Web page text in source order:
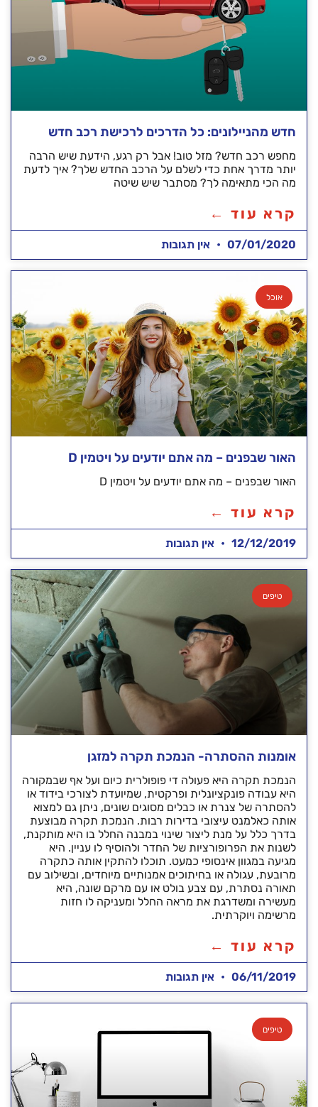
חדש מהניילונים: כל הדרכים לרכישת רכב חדש
מחפש רכב חדש? מזל טוב! אבל רק רגע, הידעת שיש הרבה
יותר מדרך אחת כדי לשלם על הרכב החדש שלך? איך לדעת
מה הכי מתאימה לך? מסתבר שיש שיטה
קרא עוד ←
07/01/2020 אין תגובות
אוכל
האור שבפנים – מה אתם יודעים על ויטמין D
האור שבפנים – מה אתם יודעים על ויטמין D
קרא עוד ←
12/12/2019 אין תגובות
טיפים
אומנות ההסתרה- הנמכת תקרה למזגן
הנמכת תקרה היא פעולה די פופולרית כיום ועל אף שבמקורה
היא עבודה פונקציונלית ופרקטית, שמיועדת לצורכי בידוד או
להסתרה של צנרת או כבלים מסוגים שונים, ניתן גם למצוא
אותה כאלמנט עיצובי בדירות רבות. הנמכת תקרה מבוצעת
בדרך כלל על מנת ליצור שינוי במבנה החלל בו היא מותקנת,
לשנות את הפרופורציות של החדר ולהוסיף לו עניין. היא
מגיעה במגוון אינסופי כמעט. תוכלו להתקין אותה כתקרה
מרובעת, עגולה או בחיתוכים אמנותיים מיוחדים, ובשילוב עם
תאורה נסתרת, עם צבע בולט או עם מרקם שונה, היא
מעשירה ומשדרגת את מראה החלל ומעניקה לו חזות
מרשימה ויוקרתית.
קרא עוד ←
06/11/2019 אין תגובות
טיפים